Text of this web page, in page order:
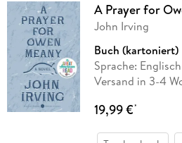
A Prayer for
John Irving
Buch (kartoniert)
Sprache: Englisch
Versand in 3-4
19,99 €*